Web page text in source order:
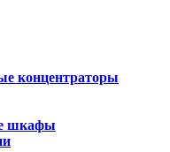
концентраторы
шкафы